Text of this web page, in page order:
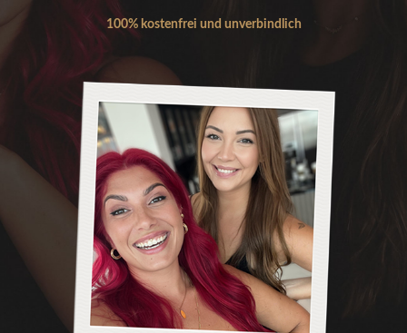
100% kostenfrei und unverbindlich